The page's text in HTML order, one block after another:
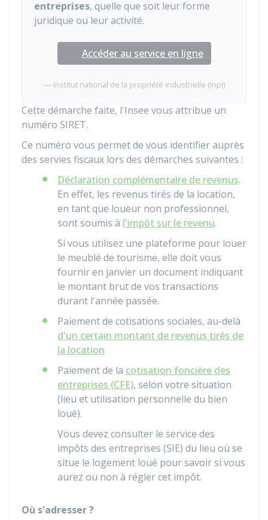
entreprises, quelle que soit leur forme
juridique ou leur activité.
Accéder au service en ligne
Institut national de la propriété industrielle (Inpi)
Cette démarche faite, l'Insee vous attribue un
numéro SIRET.
Ce numéro vous permet de vous identifier auprès
des servies fiscaux lors des démarches suivantes :
Déclaration complémentaire de revenus.
En effet, les revenus tirés de la location,
en tant que loueur non professionnel,
sont soumis à l'impôt sur le revenu.
Si vous utilisez une plateforme pour louer
le meublé de tourisme, elle doit vous
fournir en janvier un document indiquant
le montant brut de vos transactions
durant l'année passée.
Paiement de cotisations sociales, au-delà
d'un certain montant de revenus tirés de
la location
Paiement de la cotisation foncière des
entreprises (CFE), selon votre situation
(lieu et utilisation personnelle du bien
loué).
Vous devez consulter le service des
impôts des entreprises (SIE) du lieu où se
situe le logement loué pour savoir si vous
aurez ou non à régler cet impôt.
Où s'adresser ?